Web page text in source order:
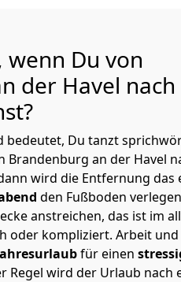
wenn Du von
der Havel nach
bedeutet, Du tanzt
Brandenburg an der Havel
wird die Entfernung das
den Fußboden
anstreichen, das ist im
oder kompliziert. Arbeit
für einen
Regel wird der Urlaub nach